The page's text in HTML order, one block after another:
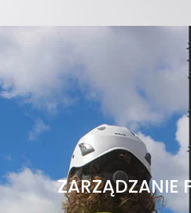
ZARZĄDZANIE